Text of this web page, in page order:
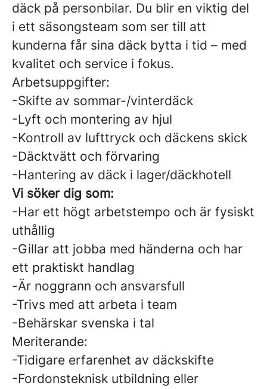
däck på personbilar. Du blir en viktig del
i ett säsongsteam som ser till att
kunderna får sina däck bytta i tid – med
kvalitet och service i fokus.
Arbetsuppgifter:
-Skifte av sommar-/vinterdäck
-Lyft och montering av hjul
-Kontroll av lufttryck och däckens skick
-Däcktvätt och förvaring
-Hantering av däck i lager/däckhotell
Vi söker dig som:
-Har ett högt arbetstempo och är fysiskt
uthållig
-Gillar att jobba med händerna och har
ett praktiskt handlag
-Är noggrann och ansvarsfull
-Trivs med att arbeta i team
-Behärskar svenska i tal
Meriterande:
-Tidigare erfarenhet av däckskifte
-Fordonsteknisk utbildning eller